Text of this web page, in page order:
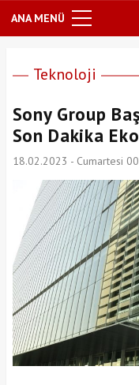
ANA MENÜ
Teknoloji
Sony Group
Son Dakika
18.02.2023 - Cumartesi